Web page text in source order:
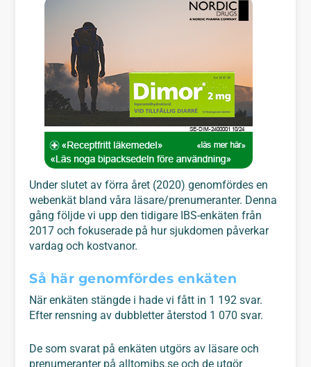
Under slutet av förra året (2020) genomfördes en
webenkät bland våra läsare/prenumeranter. Denna
gång följde vi upp den tidigare IBS-enkäten från
2017 och fokuserade på hur sjukdomen påverkar
vardag och kostvanor.
Så här genomfördes enkäten
När enkäten stängde i hade vi fått in 1 192 svar.
Efter rensning av dubbletter återstod 1 070 svar.
De som svarat på enkäten utgörs av läsare och
prenumeranter på alltomibs.se och de utgör